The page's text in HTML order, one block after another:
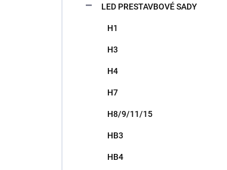
LED PRESTAVBOVÉ SADY
H1
H3
H4
H7
H8/9/11/15
HB3
HB4